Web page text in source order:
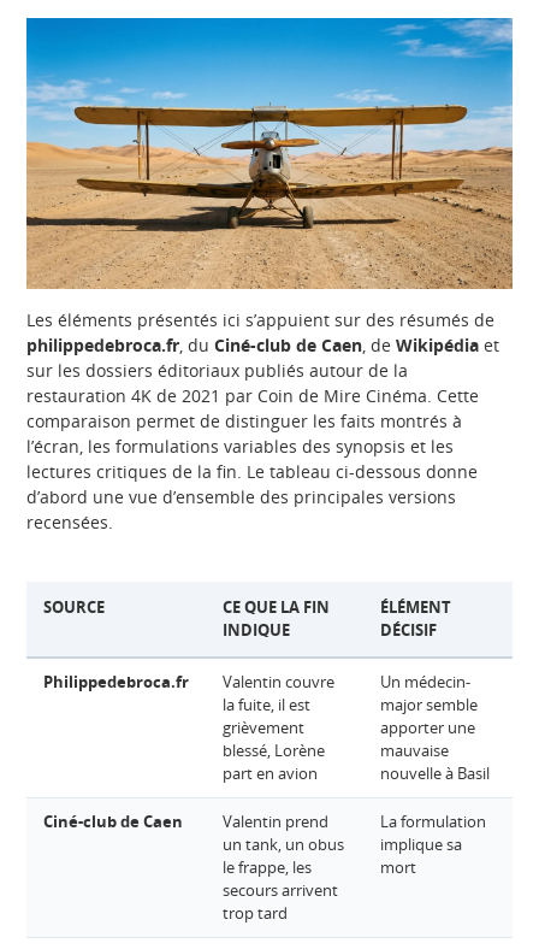
Les éléments présentés ici s’appuient sur des résumés de
philippedebroca.fr, duCiné-club de Caen, deWikipédia et
sur les dossiers éditoriaux publiés autour de la
restauration 4K de 2021 par Coin de Mire Cinéma. Cette
comparaison permet de distinguer les faits montrés à
l’écran, les formulations variables des synopsis et les
lectures critiques de la fin. Le tableau ci-dessous donne
d’abord une vue d’ensemble des principales versions
recensées.
SOURCE
CE QUE LA FIN
INDIQUE
ÉLÉMENT
DÉCISIF
Philippedebroca.fr
Valentin couvre
la fuite, il est
grièvement
blessé, Lorène
part en avion
Un médecin-
major semble
apporter une
mauvaise
nouvelle à Basil
Ciné-club de Caen
Valentin prend
un tank, un obus
le frappe, les
secours arrivent
trop tard
La formulation
implique sa
mort